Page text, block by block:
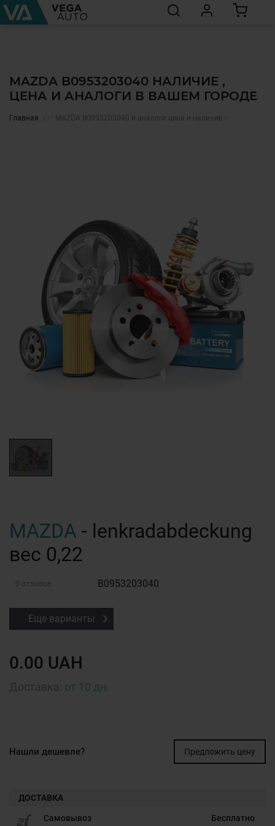
MAZDA B0953203040 НАЛИЧИЕ ,
ЦЕНА И АНАЛОГИ В ВАШЕМ ГОРОДЕ
Главная ✅ MAZDA B0953203040 и аналоги цена и наличие ✅
MAZDA - lenkradabdeckung
вес 0,22
0 отзывов B0953203040
Еще варианты
0.00 UAH
от 10 дн.
Нашли дешевле? Предложить цену
ДОСТАВКА
Самовывоз Бесплатно